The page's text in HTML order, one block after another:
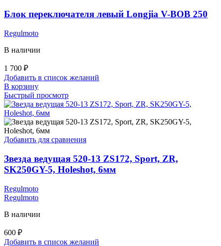
Блок переключателя левый Longjia V-BOB 250
Regulmoto
В наличии
1 700 ₽
Добавить в список желаний
В корзину
Быстрый просмотр
Добавить для сравнения
Звезда ведущая 520-13 ZS172, Sport, ZR,
SK250GY-5, Holeshot, 6мм
Regulmoto
Regulmoto
В наличии
600 ₽
Добавить в список желаний